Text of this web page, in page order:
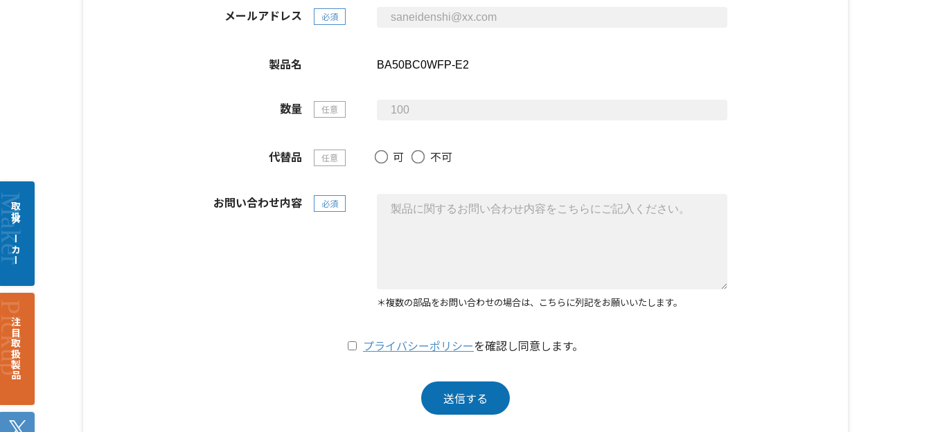
メールアドレス 必須
製品名
数量 任意
代替品 任意 可 不可
お問い合わせ内容 必須
＊複数の部品をお問い合わせの場合は、こちらに列記をお願いいたします。
プライバシーポリシーを確認し同意します。
取扱メーカー
注目取扱製品